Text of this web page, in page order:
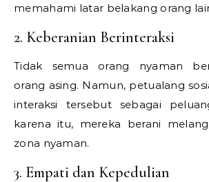
memahami latar belakang orang
2. Keberanian Berinteraksi
Tidak semua orang nyaman
orang asing. Namun, petualang
interaksi tersebut sebagai
karena itu, mereka berani
zona nyaman.
3. Empati dan Kepedulian